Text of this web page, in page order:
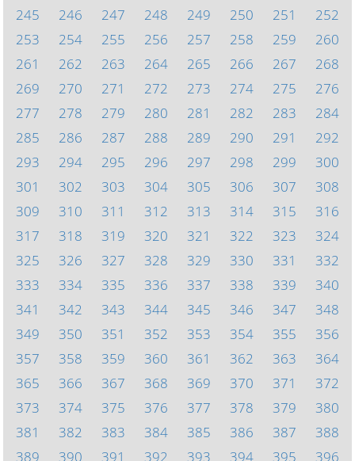
245
246 247 248 249 250 251
252
253
254 255 256 257 258 259
260
261
262 263 264 265 266 267
268
269
270 271 272 273 274 275
276
277
278 279 280 281 282 283
284
285
286 287 288 289 290 291
292
293
294 295 296 297 298 299
300
301
302 303 304 305 306 307
308
309
310 311 312 313 314 315
316
317
318 319 320 321 322 323
324
325
326 327 328 329 330 331
332
333
334 335 336 337 338 339
340
341
342 343 344 345 346 347
348
349
350 351 352 353 354 355
356
357
358 359 360 361 362 363
364
365
366 367 368 369 370 371
372
373
374 375 376 377 378 379
380
381
382 383 384 385 386 387
388
389
390 391 392 393 394 395 396